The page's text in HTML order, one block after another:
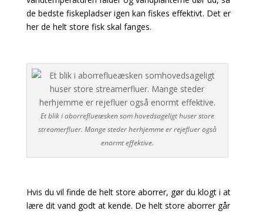
de bedste fiskepladser igen kan fiskes effektivt. Det er
her de helt store fisk skal fanges.
Et blik i aborreflueæsken som hovedsageligt huser store
streamerfluer. Mange steder herhjemme er rejefluer også
enormt effektive.
Hvis du vil finde de helt store aborrer, gør du klogt i at
lære dit vand godt at kende. De helt store aborrer går